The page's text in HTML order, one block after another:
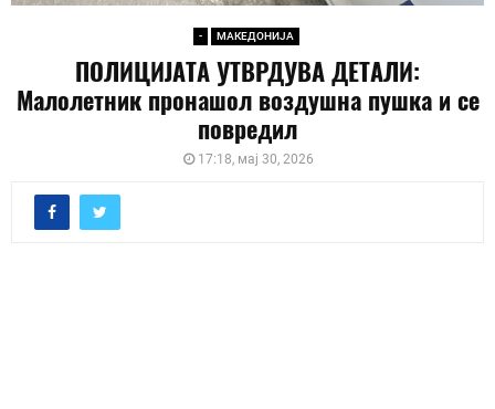
- МАКЕДОНИЈА
ПОЛИЦИЈАТА УТВРДУВА ДЕТАЛИ:
Малолетник пронашол воздушна пушка и се
повредил
17:18, мај 30, 2026